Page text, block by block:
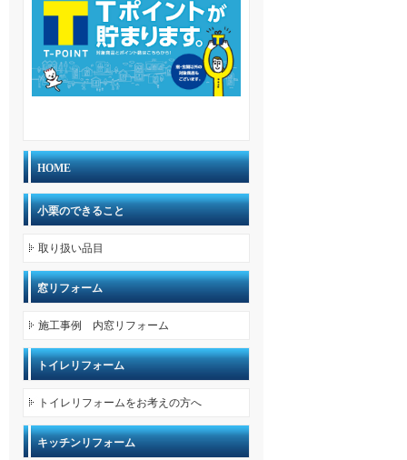
HOME
小栗のできること
取り扱い品目
窓リフォーム
施工事例 内窓リフォーム
トイレリフォーム
トイレリフォームをお考えの方へ
キッチンリフォーム